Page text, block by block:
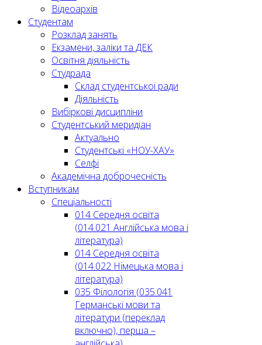
Відеоархів
Студентам
Розклад занять
Екзамени, заліки та ДЕК
Освітня діяльність
Студрада
Склад студентської ради
Діяльність
Вибіркові дисципліни
Студентський меридіан
Актуально
Студентські «НОУ-ХАУ»
Селфі
Академічна доброчесність
Вступникам
Спеціальності
014 Середня освіта
(014.021 Англійська мова і
література)
014 Середня освіта
(014.022 Німецька мова і
література)
035 Філологія (035.041
Германські мови та
літератури (переклад
включно), перша –